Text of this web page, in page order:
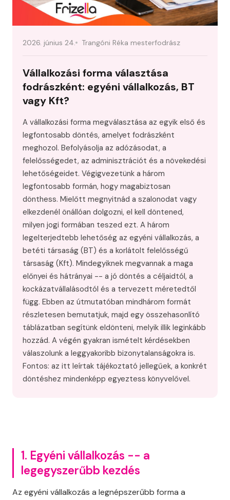
2026. június 24. Trangóni Réka mesterfodrász
Vállalkozási forma választása
fodrászként: egyéni vállalkozás, BT
vagy Kft?
A vállalkozási forma megválasztása az egyik első és
legfontosabb döntés, amelyet fodrászként
meghozol. Befolyásolja az adózásodat, a
felelősségedet, az adminisztrációt és a növekedési
lehetőségeidet. Végigvezetünk a három
legfontosabb formán, hogy magabiztosan
dönthess. Mielőtt megnyitnád a szalonodat vagy
elkezdenél önállóan dolgozni, el kell döntened,
milyen jogi formában teszed ezt. A három
legelterjedtebb lehetőség az egyéni vállalkozás, a
betéti társaság (BT) és a korlátolt felelősségű
társaság (Kft). Mindegyiknek megvannak a maga
előnyei és hátrányai -- a jó döntés a céljaidtól, a
kockázatvállalásodtól és a tervezett méretedtől
függ. Ebben az útmutatóban mindhárom formát
részletesen bemutatjuk, majd egy összehasonlító
táblázatban segítünk eldönteni, melyik illik leginkább
hozzád. A végén gyakran ismételt kérdésekben
válaszolunk a leggyakoribb bizonytalanságokra is.
Fontos: az itt leírtak tájékoztató jellegűek, a konkrét
döntéshez mindenképp egyeztess könyvelővel.
1. Egyéni vállalkozás -- a
legegyszerűbb kezdés
Az egyéni vállalkozás a legnépszerűbb forma a